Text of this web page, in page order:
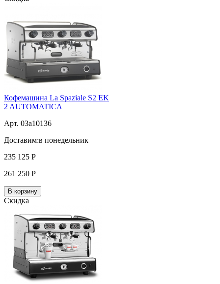
Кофемашина La Spaziale S2 EK
2 AUTOMATICA
Арт. 03a10136
Доставим:в понедельник
235 125 Р
261 250 Р
В корзину
Скидка